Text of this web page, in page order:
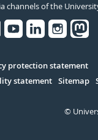
channels of the
protection statement
statement Sitemap
©